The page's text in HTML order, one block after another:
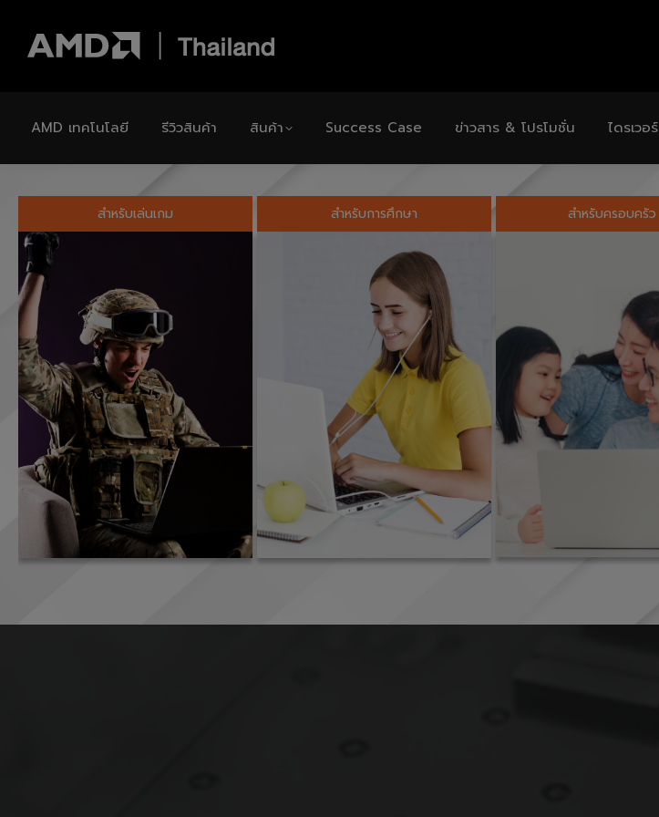
AMD เทคโนโลยี รีวิวสินค้า สินค้า Success Case ข่าวสาร & โปรโมชั่น ไดรเวอร์
สำหรับเล่นเกม สำหรับการศึกษา สำหรับครอบครัว